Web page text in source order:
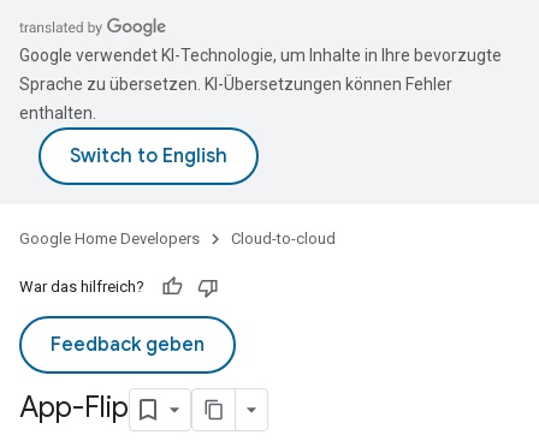
Google verwendet KI-Technologie, um Inhalte in Ihre bevorzugte
Sprache zu übersetzen. KI-Übersetzungen können Fehler
enthalten.
Google Home Developers Cloud-to-cloud
War das hilfreich?
Feedback geben
App-Flip